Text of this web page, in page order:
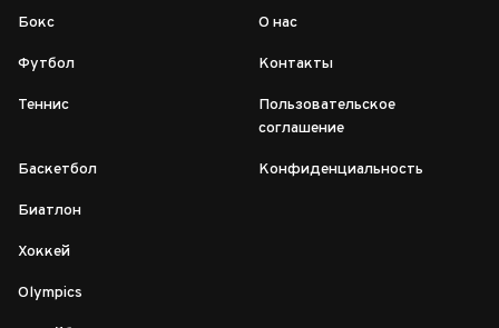
Бокс
Футбол
Теннис
Баскетбол
Биатлон
Хоккей
Olympics
О нас
Контакты
Пользовательское
соглашение
Конфиденциальность